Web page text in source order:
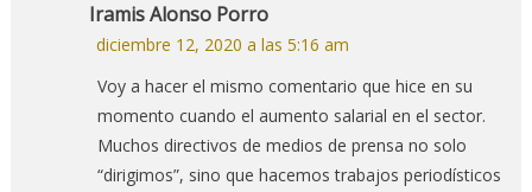
Iramis Alonso Porro
diciembre 12, 2020 a las 5:16 am
Voy a hacer el mismo comentario que hice en su
momento cuando el aumento salarial en el sector.
Muchos directivos de medios de prensa no solo
“dirigimos”, sino que hacemos trabajos periodísticos